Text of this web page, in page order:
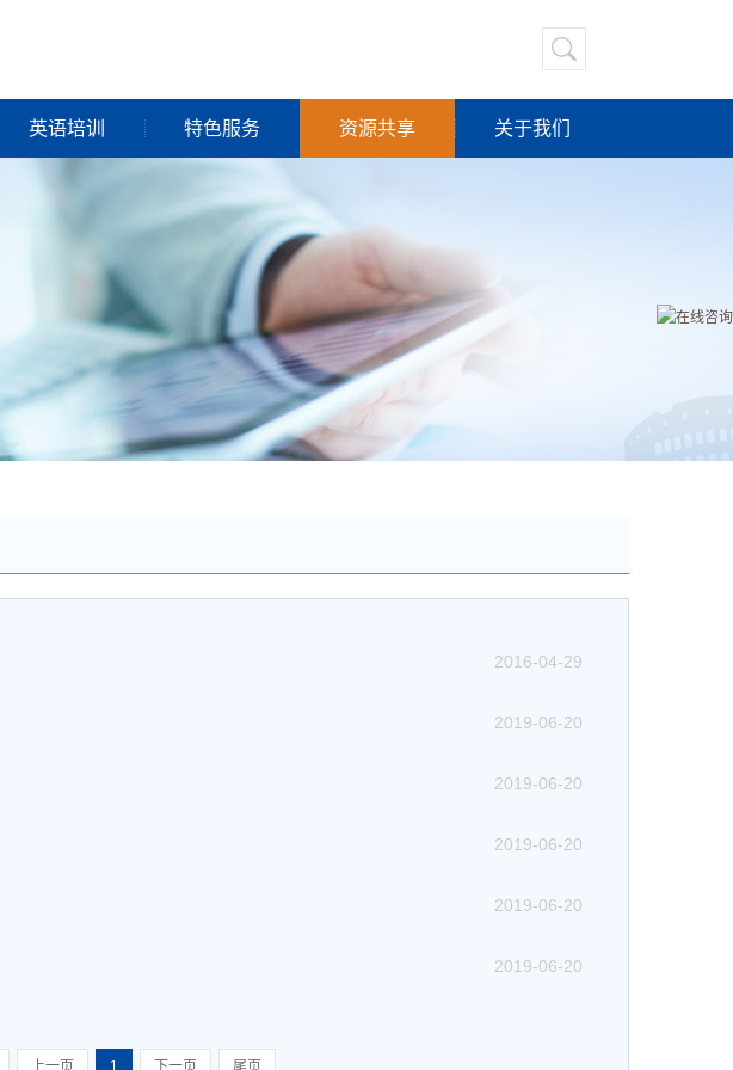
英语培训 特色服务 资源共享 关于我们
2016-04-29
2019-06-20
2019-06-20
2019-06-20
2019-06-20
2019-06-20
上一页 1 下一页 尾页